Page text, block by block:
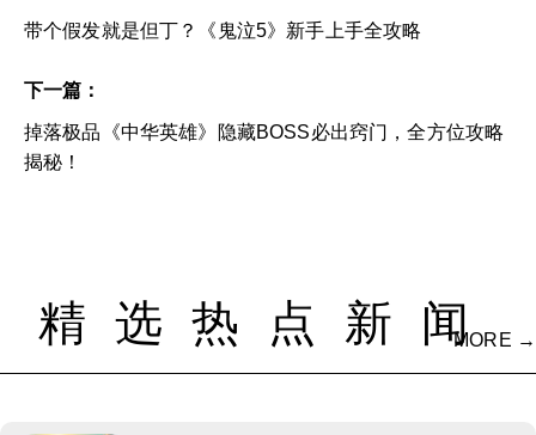
带个假发就是但丁？《鬼泣5》新手上手全攻略
下一篇：
掉落极品《中华英雄》隐藏BOSS必出窍门，全方位攻略
揭秘！
精选热点新闻
MORE →